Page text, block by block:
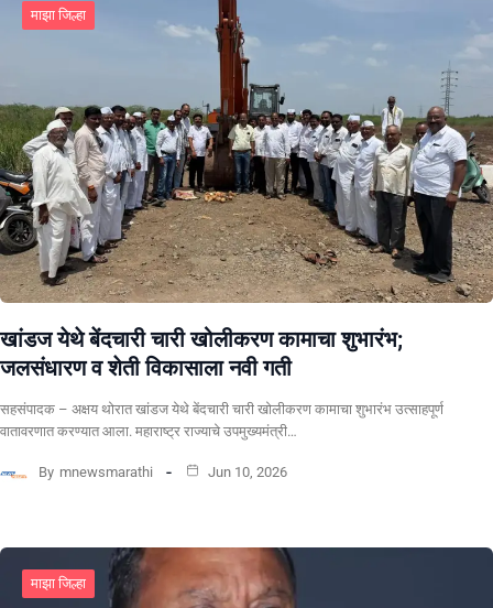
माझा जिल्हा
खांडज येथे बेंदचारी चारी खोलीकरण कामाचा शुभारंभ;
जलसंधारण व शेती विकासाला नवी गती
सहसंपादक – अक्षय थोरात खांडज येथे बेंदचारी चारी खोलीकरण कामाचा शुभारंभ उत्साहपूर्ण
वातावरणात करण्यात आला. महाराष्ट्र राज्याचे उपमुख्यमंत्री…
By mnewsmarathi Jun 10, 2026
माझा जिल्हा